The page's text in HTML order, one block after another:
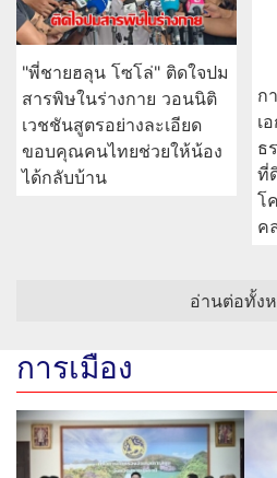
"พี่ชายฮลุน โซโล่" ติดใจปม
สารพิษในร่างกาย วอนนิติ
เวชชันสูตรอย่างละเอียด
ขอบคุณคนไทยช่วยให้น้อง
ได้กลับบ้าน
ก
เ
ธ
ที่
โ
ค
อ่านต่อทั้ง
การเมือง